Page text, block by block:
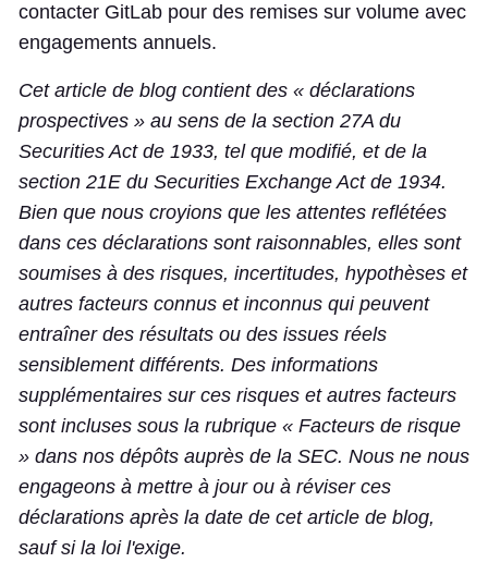
contacter GitLab pour des remises sur volume avec
engagements annuels.
Cet article de blog contient des « déclarations
prospectives » au sens de la section 27A du
Securities Act de 1933, tel que modifié, et de la
section 21E du Securities Exchange Act de 1934.
Bien que nous croyions que les attentes reflétées
dans ces déclarations sont raisonnables, elles sont
soumises à des risques, incertitudes, hypothèses et
autres facteurs connus et inconnus qui peuvent
entraîner des résultats ou des issues réels
sensiblement différents. Des informations
supplémentaires sur ces risques et autres facteurs
sont incluses sous la rubrique « Facteurs de risque
» dans nos dépôts auprès de la SEC. Nous ne nous
engageons à mettre à jour ou à réviser ces
déclarations après la date de cet article de blog,
sauf si la loi l'exige.